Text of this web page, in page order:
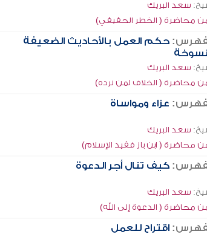
سعد البريك
محاضرة ( الخطر الحقيقي)
حكم العمل بالأحاديث الضعيفة
سعد البريك
محاضرة ( الخلاف لمن نرده)
عزاء ومواساة
سعد البريك
محاضرة ( ابن باز فقيد الإسلام)
كيف تنال أجر الدعوة
سعد البريك
محاضرة ( الدعوة إلى الله)
اقتراح للعمل